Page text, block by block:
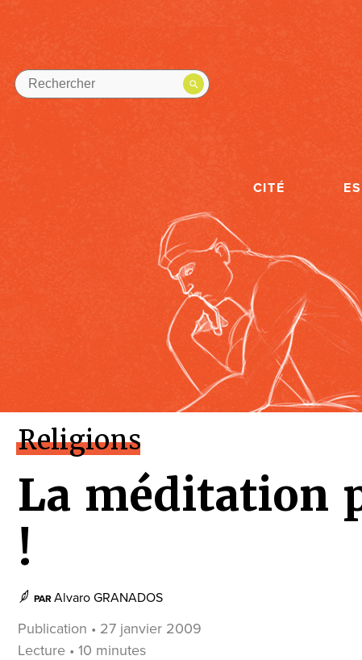
CITÉ
Religions
La méditation
!
PAR Alvaro GRANADOS
Publication • 27 janvier 2009
Lecture • 10 minutes